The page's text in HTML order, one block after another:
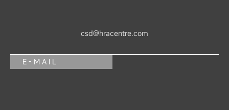
csd@hracentre.com
E-MAIL